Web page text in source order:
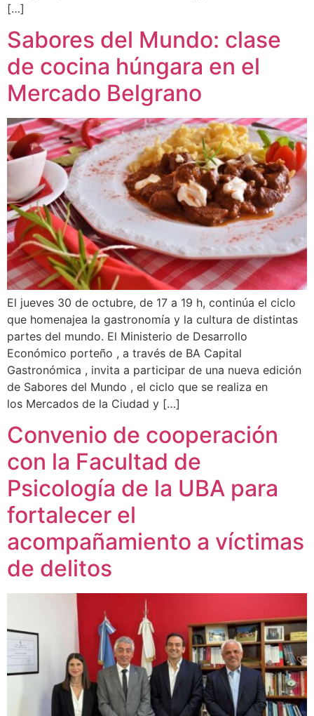
[…]
Sabores del Mundo: clase
de cocina húngara en el
Mercado Belgrano
El jueves 30 de octubre, de 17 a 19 h, continúa el ciclo
que homenajea la gastronomía y la cultura de distintas
partes del mundo. El Ministerio de Desarrollo
Económico porteño , a través de BA Capital
Gastronómica , invita a participar de una nueva edición
de Sabores del Mundo , el ciclo que se realiza en
los Mercados de la Ciudad y […]
Convenio de cooperación
con la Facultad de
Psicología de la UBA para
fortalecer el
acompañamiento a víctimas
de delitos